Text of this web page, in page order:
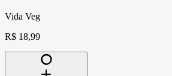
Vida Veg
R$ 18,99